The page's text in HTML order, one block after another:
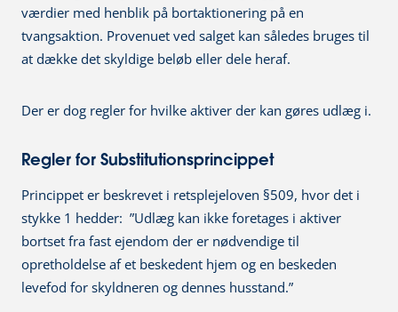
værdier med henblik på bortaktionering på en
tvangsaktion. Provenuet ved salget kan således bruges til
at dække det skyldige beløb eller dele heraf.
Der er dog regler for hvilke aktiver der kan gøres udlæg i.
Regler for Substitutionsprincippet
Princippet er beskrevet i retsplejeloven §509, hvor det i
stykke 1 hedder: ”Udlæg kan ikke foretages i aktiver
bortset fra fast ejendom der er nødvendige til
opretholdelse af et beskedent hjem og en beskeden
levefod for skyldneren og dennes husstand.”